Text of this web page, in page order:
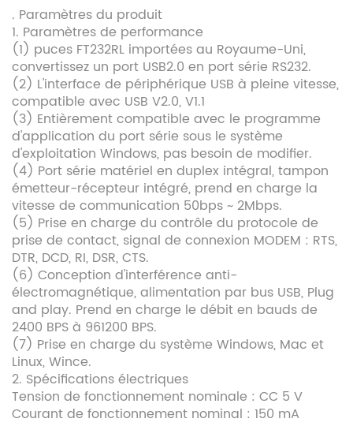
. Paramètres du produit
1. Paramètres de performance
(1) puces FT232RL importées au Royaume-Uni,
convertissez un port USB2.0 en port série RS232.
(2) L'interface de périphérique USB à pleine vitesse,
compatible avec USB V2.0, V1.1
(3) Entièrement compatible avec le programme
d'application du port série sous le système
d'exploitation Windows, pas besoin de modifier.
(4) Port série matériel en duplex intégral, tampon
émetteur-récepteur intégré, prend en charge la
vitesse de communication 50bps ~ 2Mbps.
(5) Prise en charge du contrôle du protocole de
prise de contact, signal de connexion MODEM : RTS,
DTR, DCD, RI, DSR, CTS.
(6) Conception d'interférence anti-
électromagnétique, alimentation par bus USB, Plug
and play. Prend en charge le débit en bauds de
2400 BPS à 961200 BPS.
(7) Prise en charge du système Windows, Mac et
Linux, Wince.
2. Spécifications électriques
Tension de fonctionnement nominale : CC 5 V
Courant de fonctionnement nominal : 150 mA